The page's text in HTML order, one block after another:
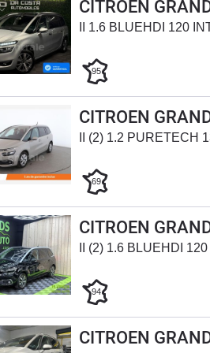
CITROEN
II 1.6 BLUEHDI 120
95
CITROEN
II (2) 1.2 PURETECH
69
CITROEN
II (2) 1.6 BLUEHDI
94
CITROEN